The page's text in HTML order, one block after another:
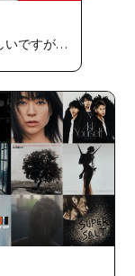
いですが…